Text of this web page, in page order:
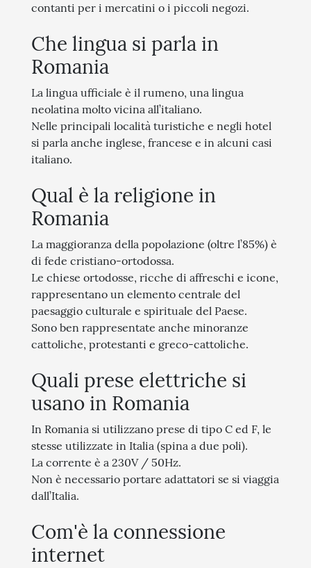
contanti per i mercatini o i piccoli negozi.
Che lingua si parla in
Romania
La lingua ufficiale è il rumeno, una lingua
neolatina molto vicina all’italiano.
Nelle principali località turistiche e negli hotel
si parla anche inglese, francese e in alcuni casi
italiano.
Qual è la religione in
Romania
La maggioranza della popolazione (oltre l’85%) è
di fede cristiano-ortodossa.
Le chiese ortodosse, ricche di affreschi e icone,
rappresentano un elemento centrale del
paesaggio culturale e spirituale del Paese.
Sono ben rappresentate anche minoranze
cattoliche, protestanti e greco-cattoliche.
Quali prese elettriche si
usano in Romania
In Romania si utilizzano prese di tipo C ed F, le
stesse utilizzate in Italia (spina a due poli).
La corrente è a 230V / 50Hz.
Non è necessario portare adattatori se si viaggia
dall’Italia.
Com'è la connessione
internet